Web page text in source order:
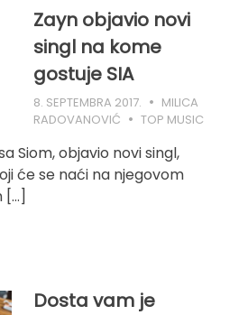
Zayn objavio novi
singl na kome
gostuje SIA
8. SEPTEMBRA 2017.
MILICA
RADOVANOVIĆ
TOP MUSIC
Siom, objavio novi singl,
će se naći na njegovom
[…]
Dosta vam je